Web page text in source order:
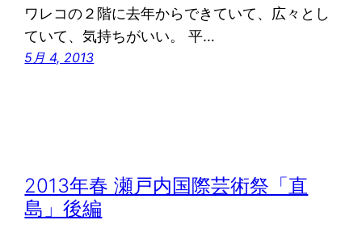
ワレコの２階に去年からできていて、広々とし
ていて、気持ちがいい。 平…
5月 4, 2013
2013年春 瀬戸内国際芸術祭「直
島」後編